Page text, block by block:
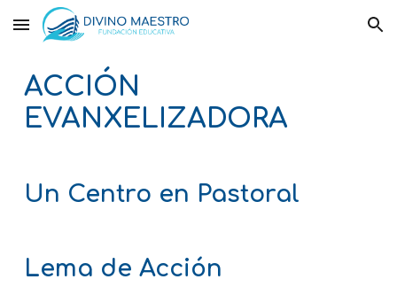
Skip to main content Skip to navigation
ACCIÓN
EVANXELIZADORA
Un Centro en Pastoral
Lema de Acción